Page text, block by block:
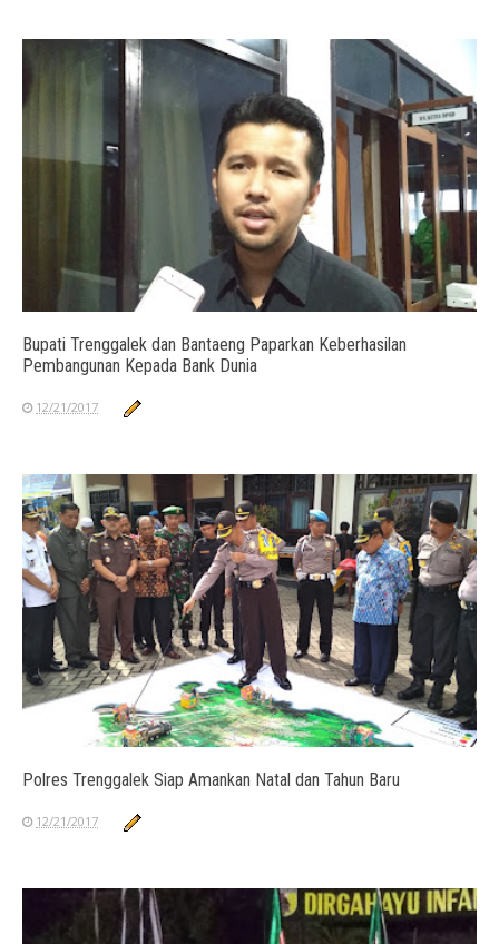
Bupati Trenggalek dan Bantaeng Paparkan Keberhasilan
Pembangunan Kepada Bank Dunia
12/21/2017
Polres Trenggalek Siap Amankan Natal dan Tahun Baru
12/21/2017